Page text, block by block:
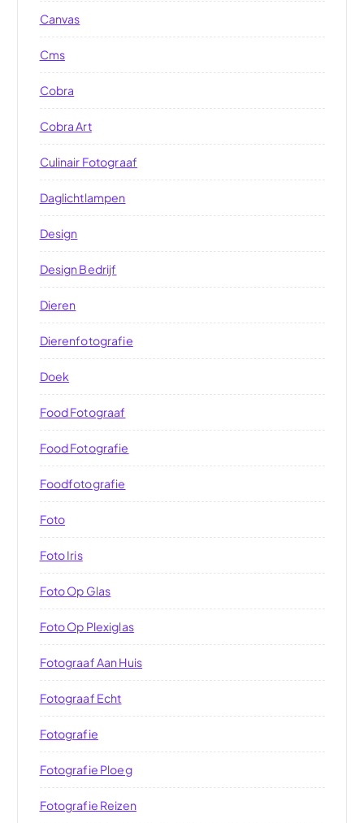
Canvas
Cms
Cobra
Cobra Art
Culinair Fotograaf
Daglichtlampen
Design
Design Bedrijf
Dieren
Dierenfotografie
Doek
Food Fotograaf
Food Fotografie
Foodfotografie
Foto
Foto Iris
Foto Op Glas
Foto Op Plexiglas
Fotograaf Aan Huis
Fotograaf Echt
Fotografie
Fotografie Ploeg
Fotografie Reizen